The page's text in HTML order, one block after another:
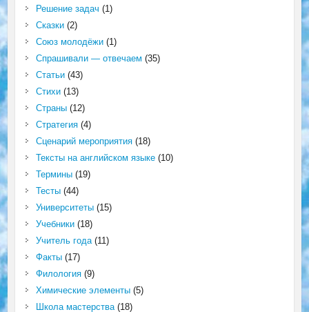
Решение задач (1)
Сказки(2)
Союз молодёжи(1)
Спрашивали — отвечаем (35)
Статьи(43)
Стихи(13)
Страны(12)
Стратегия(4)
Сценарий мероприятия(18)
Тексты на английском языке(10)
Термины(19)
Тесты(44)
Университеты(15)
Учебники(18)
Учитель года(11)
Факты(17)
Филология(9)
Химические элементы(5)
Школа мастерства(18)